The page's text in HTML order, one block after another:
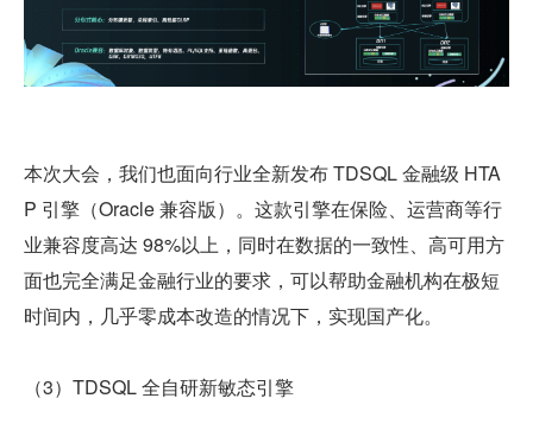
本次大会，我们也面向行业全新发布 TDSQL 金融级 HTA
P 引擎（Oracle 兼容版）。这款引擎在保险、运营商等行
业兼容度高达 98%以上，同时在数据的一致性、高可用方
面也完全满足金融行业的要求，可以帮助金融机构在极短
时间内，几乎零成本改造的情况下，实现国产化。
（3）TDSQL 全自研新敏态引擎